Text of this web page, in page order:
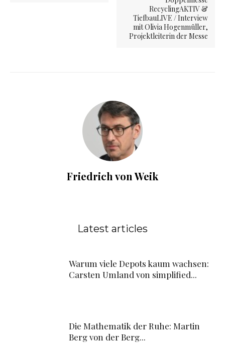
RecyclingAKTIV &
TiefbauLIVE / Interview
mit Olivia Hogenmüller,
Projektleiterin der Messe
Friedrich von Weik
Latest articles
Warum viele Depots kaum wachsen:
Carsten Umland von simplified...
Die Mathematik der Ruhe: Martin
Berg von der Berg...